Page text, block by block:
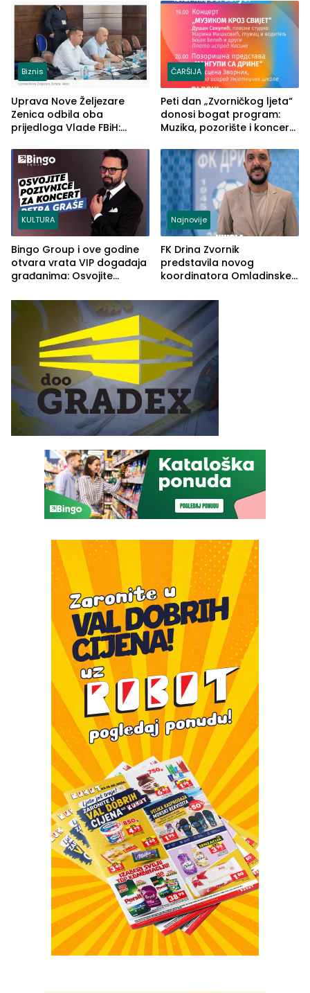
Biznis
Uprava Nove Željezare
Zenica odbila oba
prijedloga Vlade FBiH:
rješenje
ČARŠIJA
Peti dan „Zvorničkog ljeta“
donosi bogat program:
Muzika, pozorište i koncert
KULTURA
Bingo Group i ove godine
otvara vrata VIP događaja
građanima: Osvojite
Graše
Najnovije
FK Drina Zvornik
predstavila novog
koordinatora Omladinske